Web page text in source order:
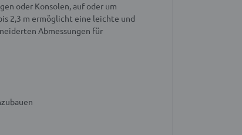
oder Konsolen, auf oder um
2,3 m ermöglicht eine leichte und
Abmessungen für